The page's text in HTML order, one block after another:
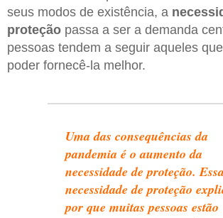
seus modos de existência, a
proteção passa a ser a demanda
pessoas tendem a seguir aqueles
poder fornecê-la melhor.
Uma das consequências da
pandemia é o aumento da
necessidade de proteção. Essa
necessidade de proteção
por que muitas pessoas estão